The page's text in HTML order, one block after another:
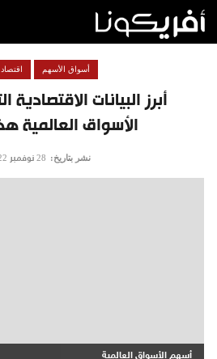
أبرز البيانات
الأسواق العالمية
أسواق الأسهم
نشر بتاريخ: 28 نوفمبر 2022
أسهم الأسواق العالمية